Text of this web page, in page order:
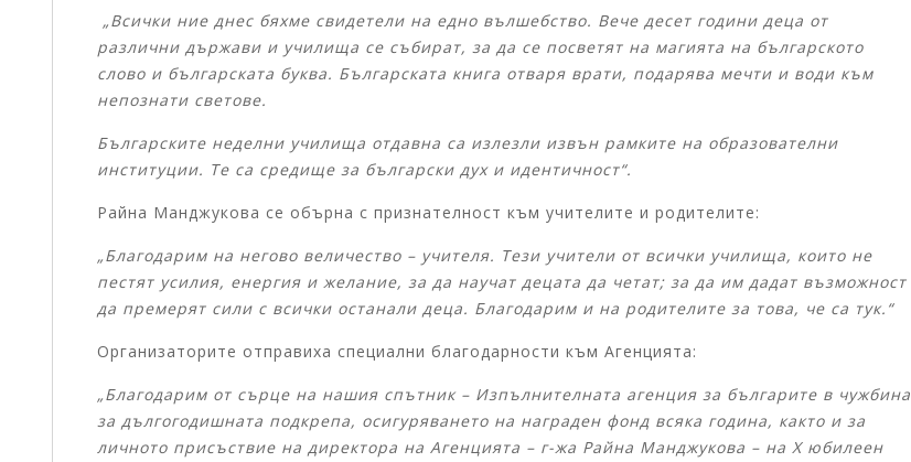
„Всички ние днес бяхме свидетели на едно вълшебство. Вече десет години деца от
различни държави и училища се събират, за да се посветят на магията на българското
слово и българската буква. Българската книга отваря врати, подарява мечти и води към
непознати светове.
Българските неделни училища отдавна са излезли извън рамките на образователни
институции. Те са средище за български дух и идентичност“.
Райна Манджукова се обърна с признателност към учителите и родителите:
„Благодарим на негово величество – учителя. Тези учители от всички училища, които не
пестят усилия, енергия и желание, за да научат децата да четат; за да им дадат възможност
да премерят сили с всички останали деца. Благодарим и на родителите за това, че са тук.“
Организаторите отправиха специални благодарности към Агенцията:
„Благодарим от сърце на нашия спътник – Изпълнителната агенция за българите в чужбина
за дългогодишната подкрепа, осигуряването на награден фонд всяка година, както и за
личното присъствие на директора на Агенцията – г-жа Райна Манджукова – на X юбилеен